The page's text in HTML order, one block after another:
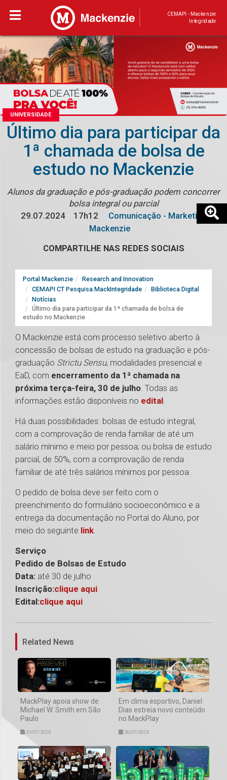
CEMAPI - Mackenzie
Integridade
UNIVERSIDADE
Último dia para participar da
1ª chamada de bolsa de
estudo no Mackenzie
Alunos da graduação e pós-graduação podem concorrer
bolsa integral ou parcial
29.07.2024
17h12
Comunicação - Marketing
Mackenzie
COMPARTILHE NAS REDES SOCIAIS
Portal Mackenzie
Research and Innovation
CEMAPI CT Pesquisa MackIntegridade
Biblioteca Digital
Notícias
Último dia para participar da 1ª chamada de bolsa de
estudo no Mackenzie
O Mackenzie está com processo seletivo aberto à
concessão de bolsas de estudo na graduação e pós-
graduação Strictu Sensu, modalidades presencial e
EaD, com encerramento da 1ª chamada na
próxima terça-feira, 30 de julho. Todas as
informações estão disponíveis no edital.
Há duas possibilidades: bolsas de estudo integral,
com a comprovação de renda familiar de até um
salário mínimo e meio por pessoa; ou bolsa de estudo
parcial, de 50%, com a comprovação de renda
familiar de até três salários mínimos por pessoa.
O pedido de bolsa deve ser feito com o
preenchimento do formulário socioeconômico e a
entrega da documentação no Portal do Aluno, por
meio do seguinte link.
Serviço
Pedido de Bolsas de Estudo
Data: até 30 de julho
Inscrição:clique aqui
Edital:clique aqui
Related News
MackPlay apoia show de
Michael W. Smith em São
Paulo
31/07/2024
Em clima esportivo, Daniel
Dias estreia novo conteúdo
no MackPlay
26/07/2024